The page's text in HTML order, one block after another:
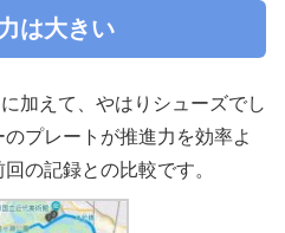
は大きい
加えて、やはりシューズでし
プレートが推進力を効率よ
の記録との比較です。